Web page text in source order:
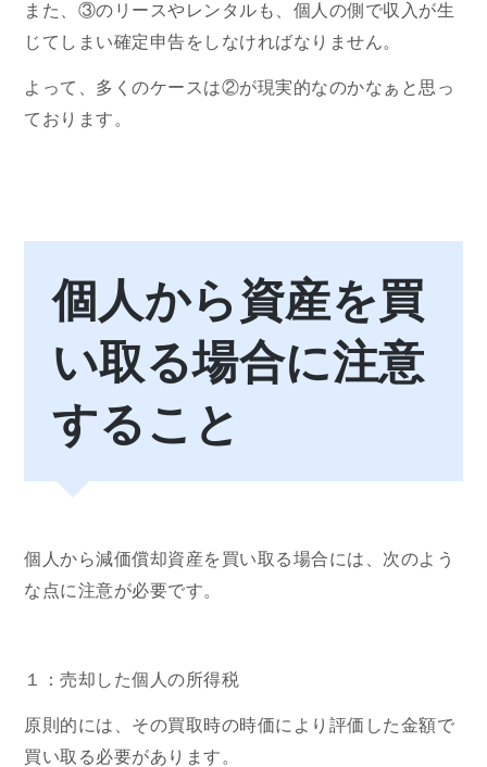
また、③のリースやレンタルも、個人の側で収入が生
じてしまい確定申告をしなければなりません。
よって、多くのケースは②が現実的なのかなぁと思っ
ております。
個人から資産を買
い取る場合に注意
すること
個人から減価償却資産を買い取る場合には、次のよう
な点に注意が必要です。
１：売却した個人の所得税
原則的には、その買取時の時価により評価した金額で
買い取る必要があります。